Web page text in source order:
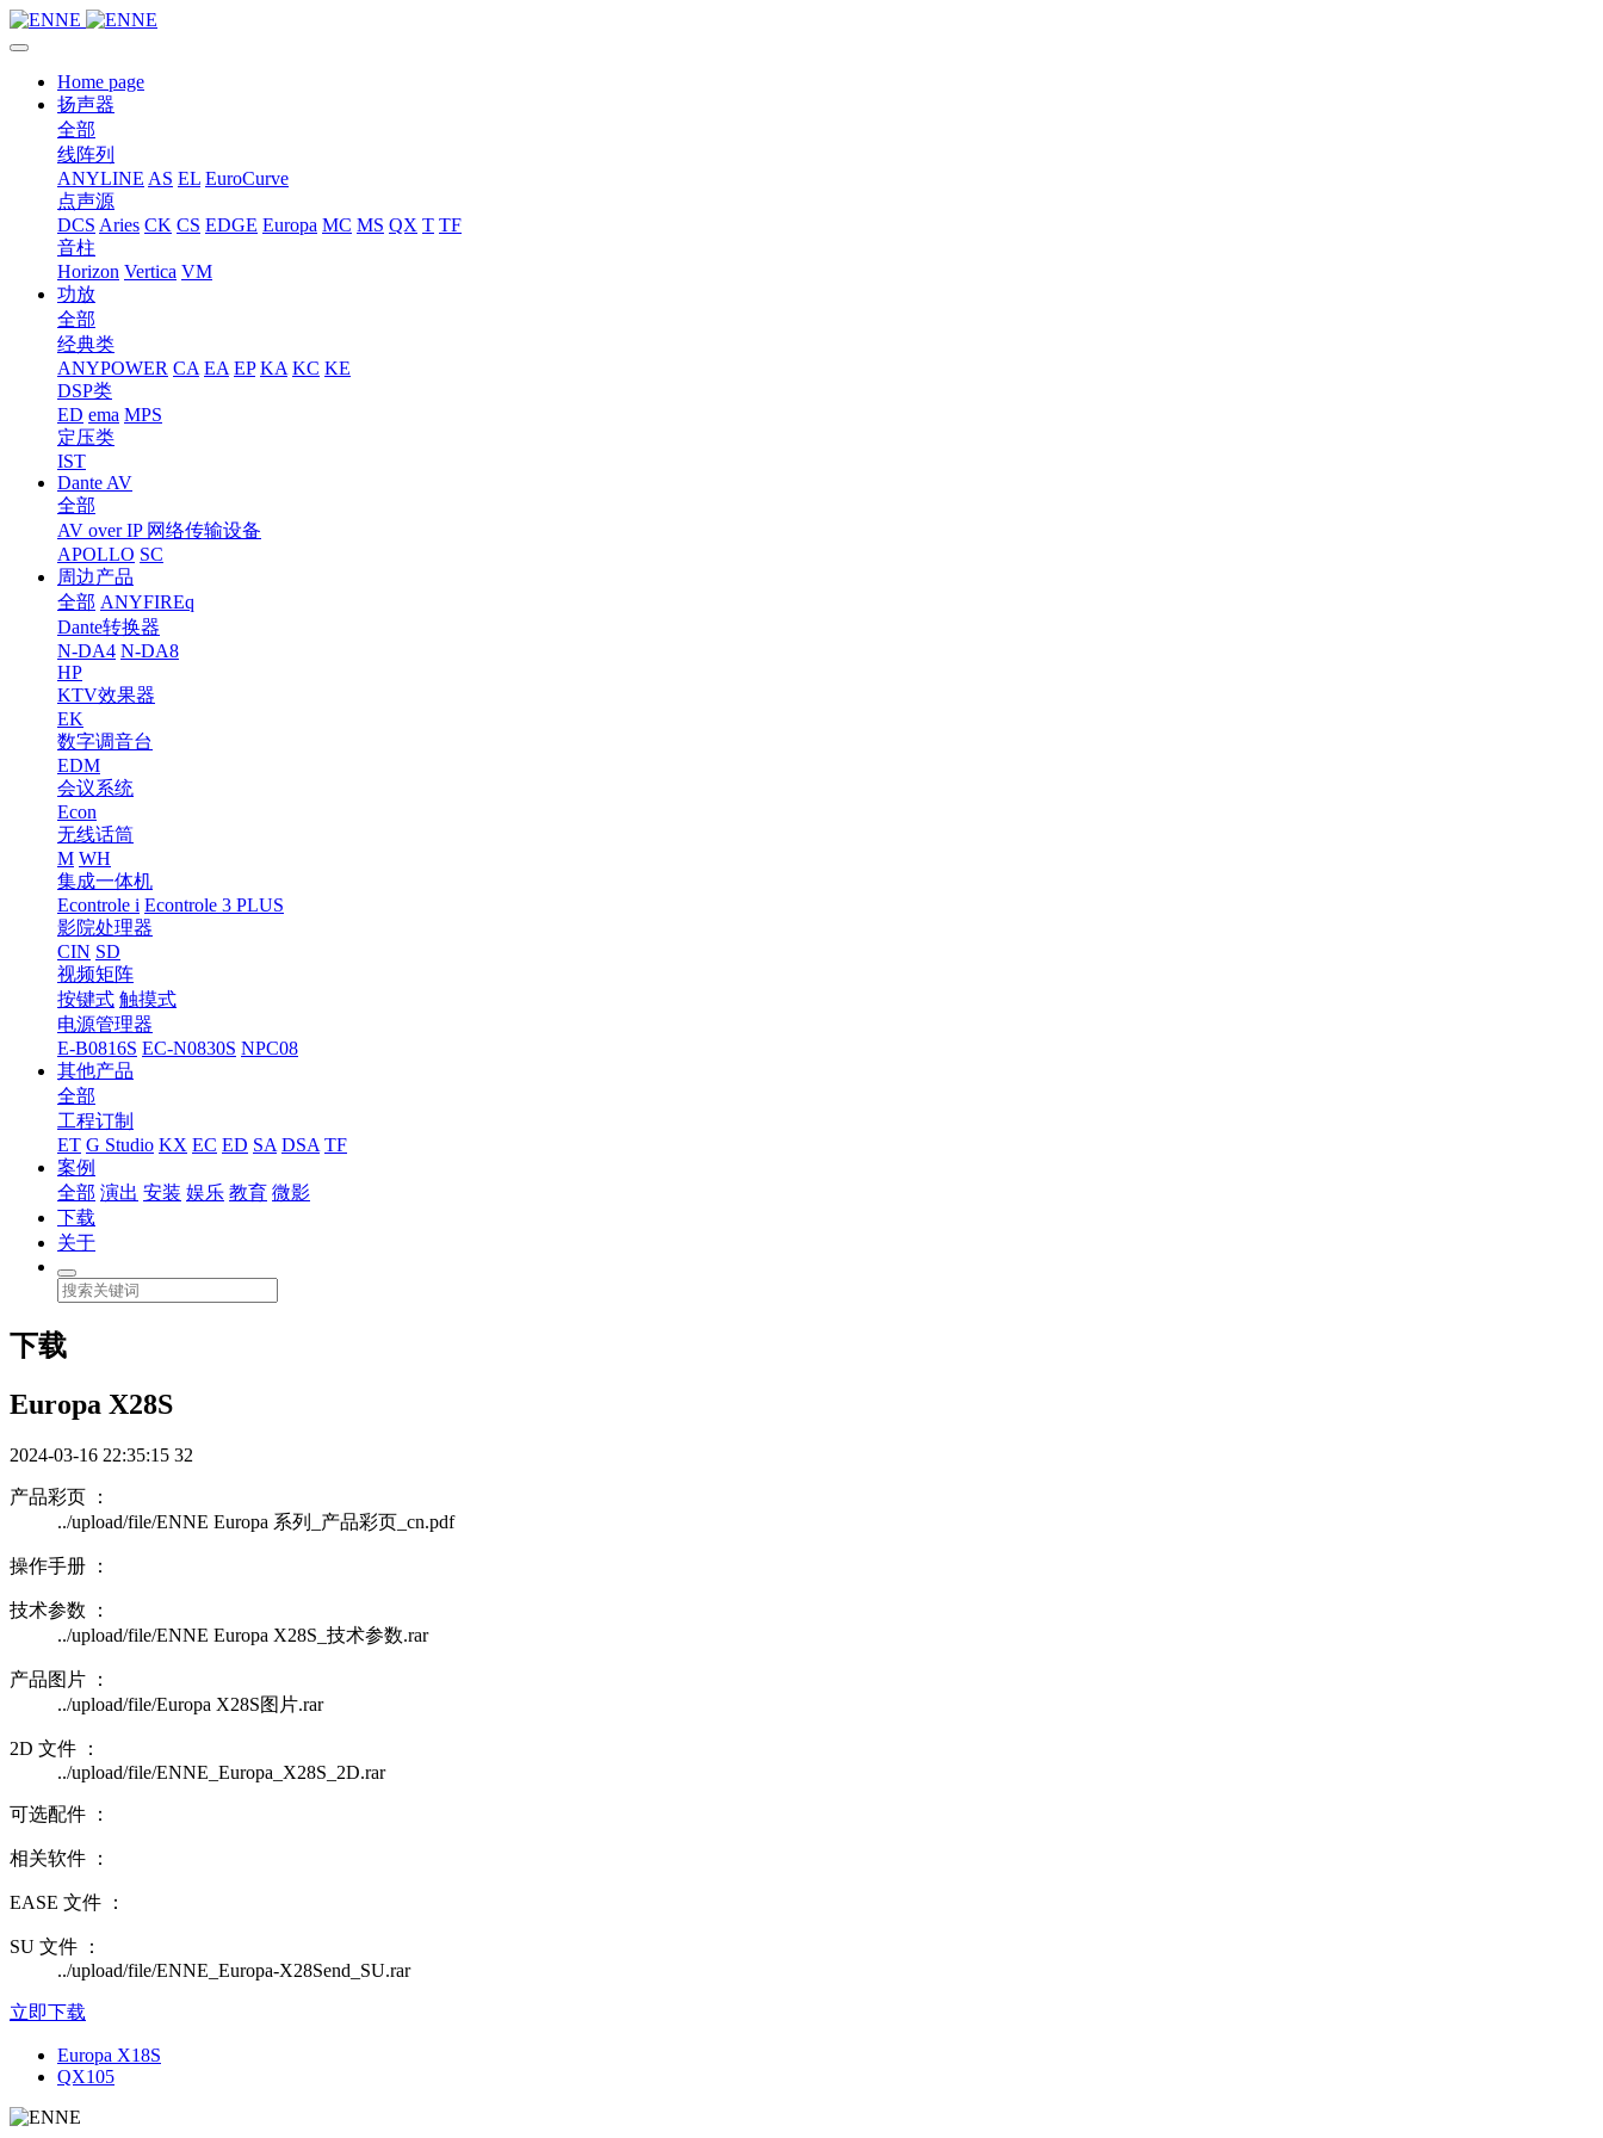
Home page
扬声器
全部
线阵列
ANYLINE AS EL EuroCurve
点声源
DCS Aries CK CS EDGE Europa MC MS QX T TF
音柱
Horizon Vertica VM
功放
全部
经典类
ANYPOWER CA EA EP KA KC KE
DSP类
ED ema MPS
定压类
IST
Dante AV
全部
AV over IP 网络传输设备
APOLLO SC
周边产品
全部 ANYFIREq
Dante转换器
N-DA4 N-DA8
HP
KTV效果器
EK
数字调音台
EDM
会议系统
Econ
无线话筒
M WH
集成一体机
Econtrole i Econtrole 3 PLUS
影院处理器
CIN SD
视频矩阵
按键式 触摸式
电源管理器
E-B0816S EC-N0830S NPC08
其他产品
全部
工程订制
ET G Studio KX EC ED SA DSA TF
案例
全部 演出 安装 娱乐 教育 微影
下载
关于
下载
Europa X28S
2024-03-16 22:35:15 32
产品彩页 ：
../upload/file/ENNE Europa 系列_产品彩页_cn.pdf
操作手册 ：
技术参数 ：
../upload/file/ENNE Europa X28S_技术参数.rar
产品图片 ：
../upload/file/Europa X28S图片.rar
2D 文件 ：
../upload/file/ENNE_Europa_X28S_2D.rar
可选配件 ：
相关软件 ：
EASE 文件 ：
SU 文件 ：
../upload/file/ENNE_Europa-X28Send_SU.rar
立即下载
Europa X18S
QX105